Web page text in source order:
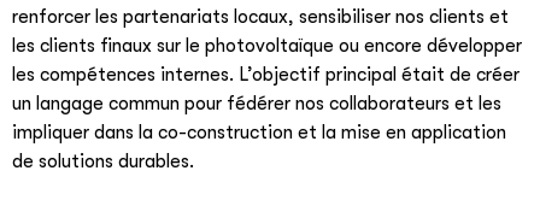
renforcer les partenariats locaux, sensibiliser nos clients et
les clients finaux sur le photovoltaïque ou encore développer
les compétences internes. L’objectif principal était de créer
un langage commun pour fédérer nos collaborateurs et les
impliquer dans la co-construction et la mise en application
de solutions durables.